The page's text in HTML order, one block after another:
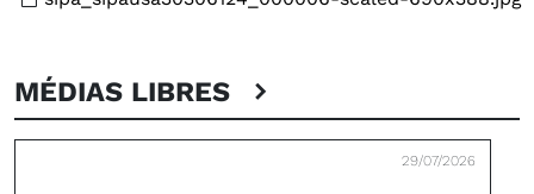
MÉDIAS LIBRES
29/07/2026